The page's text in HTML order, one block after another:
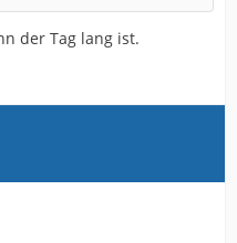
der Tag lang ist.